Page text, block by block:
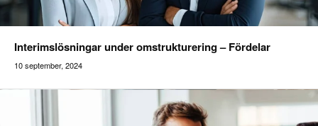
Addilon
Interimslösningar under omstrukturering – Fördelar
10 september, 2024